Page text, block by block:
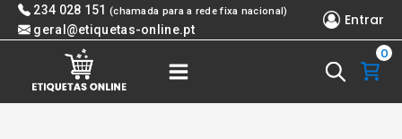
Skip 234 028 151 (chamada para a rede fixa nacional)
geral@etiquetas-online.pt
Entrar
0